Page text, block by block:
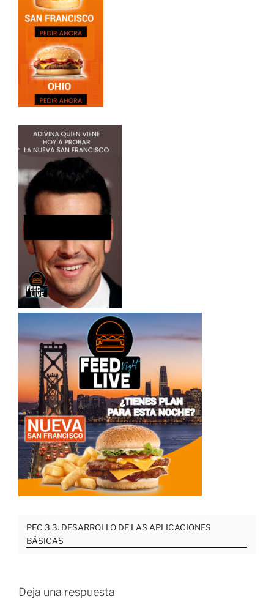
PEC 3.3. DESARROLLO DE LAS APLICACIONES
BÁSICAS
Deja una respuesta